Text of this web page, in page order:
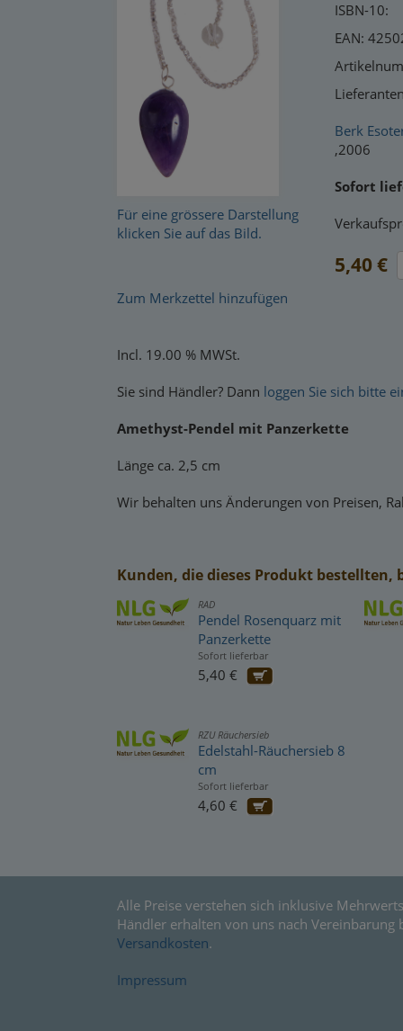
Für eine grössere Darstellung
klicken Sie auf das Bild.
ISBN-10:
EAN:
Berk
,2006
Sofort
5,40 €
Zum Merkzettel hinzufügen
Incl. 19.00 % MWSt.
Sie sind Händler? Dann loggen Sie sich bitte
Amethyst-Pendel mit Panzerkette
Länge ca. 2,5 cm
Wir behalten uns Änderungen von Preisen,
Kunden, die dieses Produkt bestellten,
RAD
Pendel Rosenquarz mit
Panzerkette
Sofort lieferbar
5,40 €
RZU Räuchersieb
Edelstahl-Räuchersieb 8
cm
Sofort lieferbar
4,60 €
Alle Preise verstehen sich inklusive
Händler erhalten von uns nach
Versandkosten.
Impressum